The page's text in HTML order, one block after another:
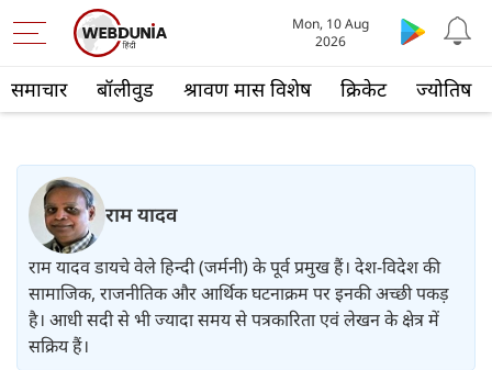
समाचार बॉलीवुड श्रावण मास विशेष क्रिकेट ज्योतिष
Mon, 10 Aug
2026
राम यादव
राम यादव डायचे वेले हिन्दी (जर्मनी) के पूर्व प्रमुख हैं। देश-विदेश की
सामाजिक, राजनीतिक और आर्थिक घटनाक्रम पर इनकी अच्छी पकड़
है। आधी सदी से भी ज्यादा समय से पत्रकारिता एवं लेखन के क्षेत्र में
सक्रिय हैं।